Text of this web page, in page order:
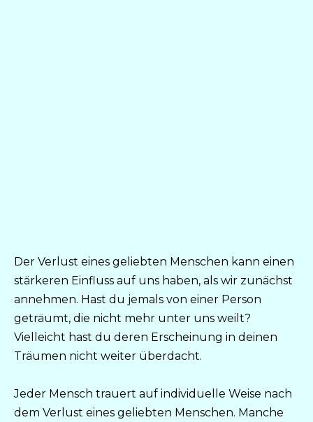
Der Verlust eines geliebten Menschen kann einen
stärkeren Einfluss auf uns haben, als wir zunächst
annehmen. Hast du jemals von einer Person
geträumt, die nicht mehr unter uns weilt?
Vielleicht hast du deren Erscheinung in deinen
Träumen nicht weiter überdacht.
Jeder Mensch trauert auf individuelle Weise nach
dem Verlust eines geliebten Menschen. Manche